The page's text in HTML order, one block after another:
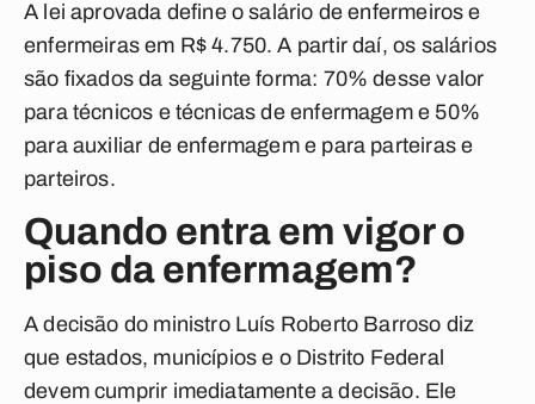
A lei aprovada define o salário de enfermeiros e
enfermeiras em R$ 4.750. A partir daí, os salários
são fixados da seguinte forma: 70% desse valor
para técnicos e técnicas de enfermagem e 50%
para auxiliar de enfermagem e para parteiras e
parteiros.
Quando entra em vigor o
piso da enfermagem?
A decisão do ministro Luís Roberto Barroso diz
que estados, municípios e o Distrito Federal
devem cumprir imediatamente a decisão. Ele